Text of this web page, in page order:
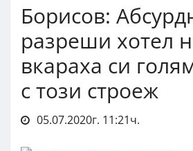
Борисов:
разреши хотел
вкараха си
с този строеж
05.07.2020г. 11:21ч.